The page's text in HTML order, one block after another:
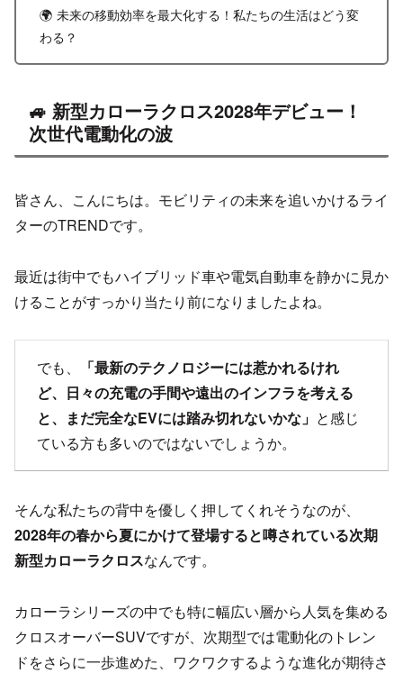
🌍 未来の移動効率を最大化する！私たちの生活はどう変
わる？
🚙 新型カローラクロス2028年デビュー！
次世代電動化の波
皆さん、こんにちは。モビリティの未来を追いかけるライ
ターのTRENDです。
最近は街中でもハイブリッド車や電気自動車を静かに見か
けることがすっかり当たり前になりましたよね。
でも、
「最新のテクノロジーには惹かれるけれ
ど、日々の充電の手間や遠出のインフラを考える
と、まだ完全なEVには踏み切れないかな」 と感じ
ている方も多いのではないでしょうか。
そんな私たちの背中を優しく押してくれそうなのが、
2028年の春から夏にかけて登場すると噂されている次期
新型カローラクロスなんです。
カローラシリーズの中でも特に幅広い層から人気を集める
クロスオーバーSUVですが、次期型では電動化のトレン
ドをさらに一歩進めた、ワクワクするような進化が期待さ